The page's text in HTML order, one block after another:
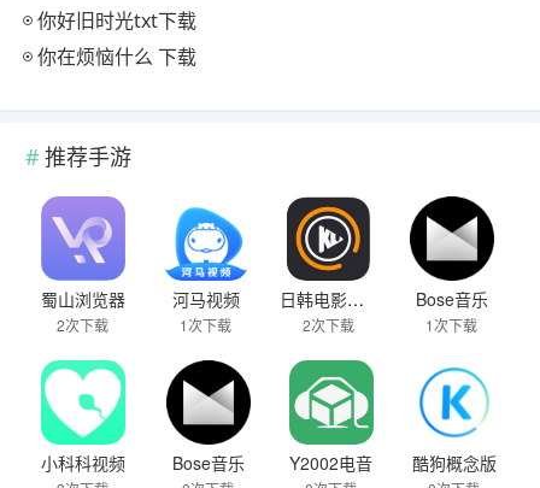
你好旧时光txt下载
你在烦恼什么 下载
推荐手游
蜀山浏览器
2次下载
河马视频
1次下载
日韩电影免费播放大片网
2次下载
Bose音乐
1次下载
小科科视频 Bose音乐 Y2002电音 酷狗概念版